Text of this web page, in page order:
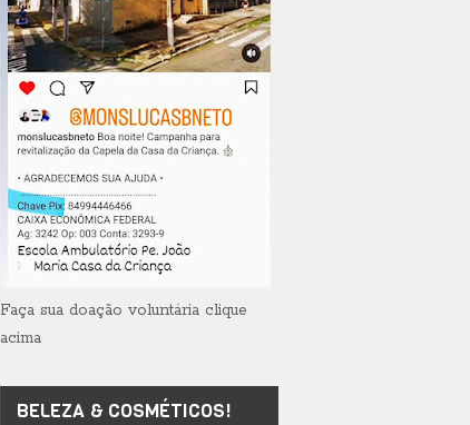
Faça sua doação voluntária clique
acima
BELEZA & COSMÉTICOS!